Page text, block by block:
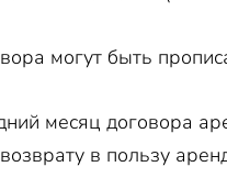
могут быть
месяц договора
в пользу